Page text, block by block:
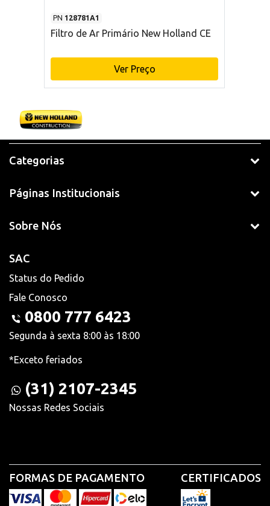
PN 128781A1
Filtro de Ar Primário New Holland CE
Ver Preço
Categorias
Páginas Institucionais
Sobre Nós
SAC
Status do Pedido
Fale Conosco
0800 777 6423
Segunda à sexta 8:00 às 18:00
*Exceto feriados
(31) 2107-2345
Nossas Redes Sociais
FORMAS DE PAGAMENTO CERTIFICADOS